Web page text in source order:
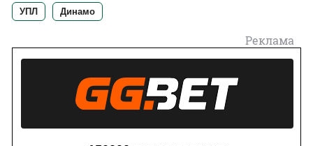
УПЛ Динамо
Реклама